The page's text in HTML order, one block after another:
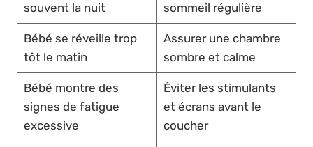
souvent la nuit
sommeil régulière
Bébé se réveille trop
tôt le matin
Assurer une chambre
sombre et calme
Bébé montre des
signes de fatigue
excessive
Éviter les stimulants
et écrans avant le
coucher